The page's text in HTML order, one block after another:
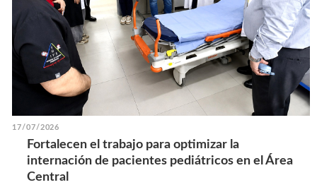
17/07/2026
Fortalecen el trabajo para optimizar la
internación de pacientes pediátricos en el Área
Central